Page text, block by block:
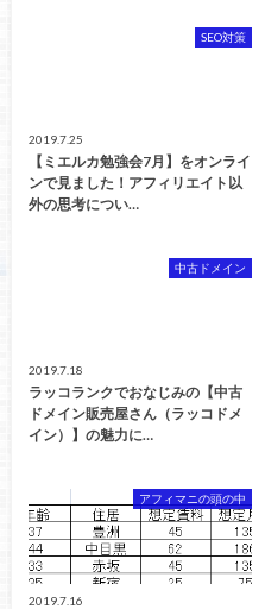
SEO対策
2019.7.25
【ミエルカ勉強会7月】をオンライ
ンで見ました！アフィリエイト以
外の思考につい…
中古ドメイン
2019.7.18
ラッコランクでおなじみの【中古
ドメイン販売屋さん（ラッコドメ
イン）】の魅力に…
アフィマニの頭の中
2019.7.16